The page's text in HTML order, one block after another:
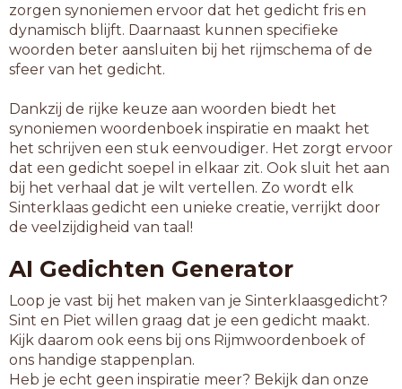
zorgen synoniemen ervoor dat het gedicht fris en
dynamisch blijft. Daarnaast kunnen specifieke
woorden beter aansluiten bij het rijmschema of de
sfeer van het gedicht.
Dankzij de rijke keuze aan woorden biedt het
synoniemen woordenboek inspiratie en maakt het
het schrijven een stuk eenvoudiger. Het zorgt ervoor
dat een gedicht soepel in elkaar zit. Ook sluit het aan
bij het verhaal dat je wilt vertellen. Zo wordt elk
Sinterklaas gedicht een unieke creatie, verrijkt door
de veelzijdigheid van taal!
AI Gedichten Generator
Loop je vast bij het maken van je Sinterklaasgedicht?
Sint en Piet willen graag dat je een gedicht maakt.
Kijk daarom ook eens bij ons Rijmwoordenboek of
ons handige stappenplan.
Heb je echt geen inspiratie meer? Bekijk dan onze